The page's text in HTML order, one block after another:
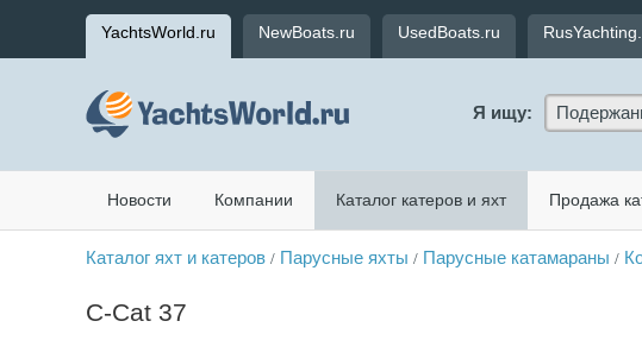
YachtsWorld.ru NewBoats.ru UsedBoats.ru
Я ищу:
Новости Компании Каталог катеров и яхт Продажа
Каталог яхт и катеров / Парусные яхты / Парусные катамараны /
C-Cat 37